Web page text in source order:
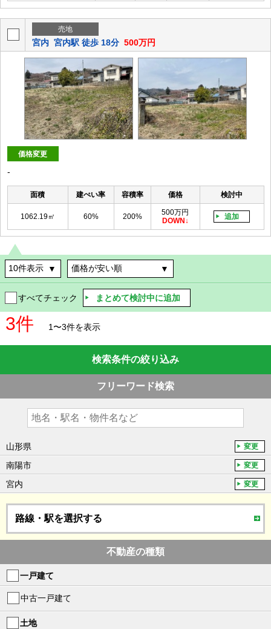
売地
宮内 宮内駅 徒歩 18分 500万円
価格変更
-
面積 建ぺい率 容積率 価格 検討中
1062.19㎡ 60% 200%
500万円
DOWN
追加
すべてチェック まとめて検討中に追加
3件 1〜3件を表示
検索条件の絞り込み
フリーワード検索
山形県 変更
南陽市 変更
宮内 変更
路線・駅を選択する
不動産の種類
一戸建て
中古一戸建て
土地